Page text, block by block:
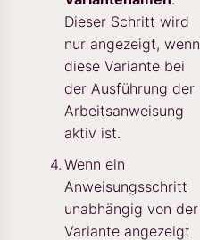
Dieser Schritt wird
nur angezeigt, wenn
diese Variante bei
der Ausführung der
Arbeitsanweisung
aktiv ist.
Wenn ein
Anweisungsschritt
unabhängig von der
Variante angezeigt